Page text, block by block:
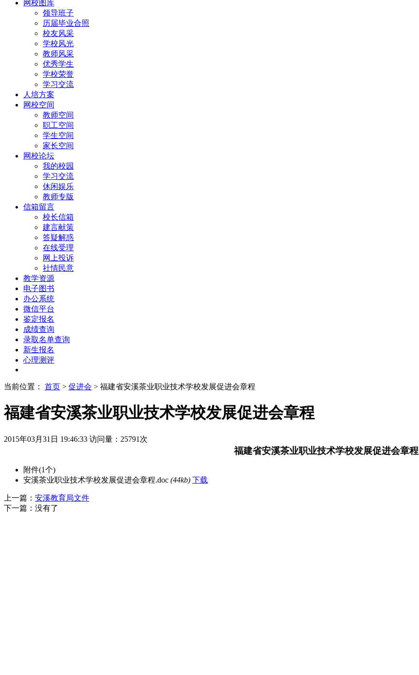
网校图库
领导班子
历届毕业合照
校友风采
学校风光
教师风采
优秀学生
学校荣誉
学习交流
人培方案
网校空间
教师空间
职工空间
学生空间
家长空间
网校论坛
我的校园
学习交流
休闲娱乐
教师专版
信箱留言
校长信箱
建言献策
答疑解惑
在线受理
网上投诉
社情民意
教学资源
电子图书
办公系统
微信平台
鉴定报名
成绩查询
录取名单查询
新生报名
心理测评
当前位置： 首页 > 促进会 > 福建省安溪茶业职业技术学校发展促进会章程
福建省安溪茶业职业技术学校发展促进会章程
2015年03月31日 19:46:33 访问量： 25791 次
福建省安溪茶业职业技术学校发展促进会章程
附件(1个)
安溪茶业职业技术学校发展促进会章程.doc (44kb) 下载
上一篇： 安溪教育局文件
下一篇： 没有了